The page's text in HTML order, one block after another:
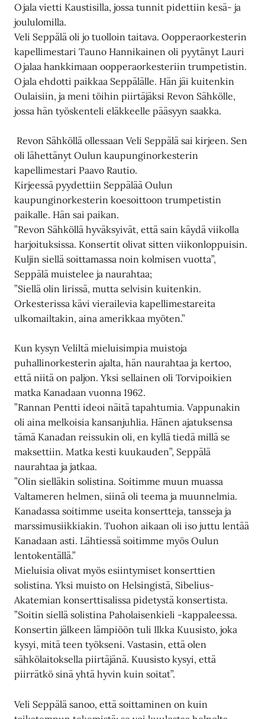
Ojala vietti Kaustisilla, jossa tunnit pidettiin kesä- ja
joululomilla.
Veli Seppälä oli jo tuolloin taitava. Oopperaorkesterin
kapellimestari Tauno Hannikainen oli pyytänyt Lauri
Ojalaa hankkimaan oopperaorkesteriin trumpetistin.
Ojala ehdotti paikkaa Seppälälle. Hän jäi kuitenkin
Oulaisiin, ja meni töihin piirtäjäksi Revon Sähkölle,
jossa hän työskenteli eläkkeelle pääsyyn saakka.
Revon Sähköllä ollessaan Veli Seppälä sai kirjeen. Sen
oli lähettänyt Oulun kaupunginorkesterin
kapellimestari Paavo Rautio.
Kirjeessä pyydettiin Seppälää Oulun
kaupunginorkesterin koesoittoon trumpetistin
paikalle. Hän sai paikan.
”Revon Sähköllä hyväksyivät, että sain käydä viikolla
harjoituksissa. Konsertit olivat sitten viikonloppuisin.
Kuljin siellä soittamassa noin kolmisen vuotta”,
Seppälä muistelee ja naurahtaa;
”Siellä olin lirissä, mutta selvisin kuitenkin.
Orkesterissa kävi vierailevia kapellimestareita
ulkomailtakin, aina amerikkaa myöten.”
Kun kysyn Veliltä mieluisimpia muistoja
puhallinorkesterin ajalta, hän naurahtaa ja kertoo,
että niitä on paljon. Yksi sellainen oli Torvipoikien
matka Kanadaan vuonna 1962.
”Rannan Pentti ideoi näitä tapahtumia. Vappunakin
oli aina melkoisia kansanjuhlia. Hänen ajatuksensa
tämä Kanadan reissukin oli, en kyllä tiedä millä se
maksettiin. Matka kesti kuukauden”, Seppälä
naurahtaa ja jatkaa.
”Olin sielläkin solistina. Soitimme muun muassa
Valtameren helmen, siinä oli teema ja muunnelmia.
Kanadassa soitimme useita konsertteja, tansseja ja
marssimusiikkiakin. Tuohon aikaan oli iso juttu lentää
Kanadaan asti. Lähtiessä soitimme myös Oulun
lentokentällä.”
Mieluisia olivat myös esiintymiset konserttien
solistina. Yksi muisto on Helsingistä, Sibelius-
Akatemian konserttisalissa pidetystä konsertista.
”Soitin siellä solistina Paholaisenkieli -kappaleessa.
Konsertin jälkeen lämpiöön tuli Ilkka Kuusisto, joka
kysyi, mitä teen työkseni. Vastasin, että olen
sähkölaitoksella piirtäjänä. Kuusisto kysyi, että
piirrätkö sinä yhtä hyvin kuin soitat”.
Veli Seppälä sanoo, että soittaminen on kuin